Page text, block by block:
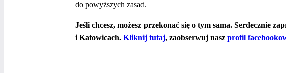
do powyższych zasad.
Jeśli chcesz, możesz przekonać się o tym sama. Serdecznie
i Katowicach. Kliknij tutaj, zaobserwuj nasz profil